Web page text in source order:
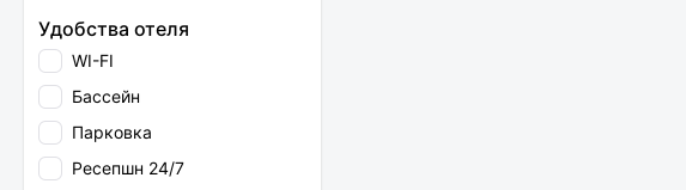
Удобства отеля
WI-FI
Бассейн
Парковка
Ресепшн 24/7